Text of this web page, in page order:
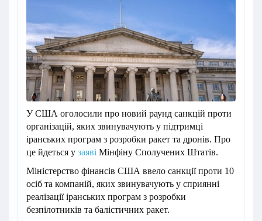
У США оголосили про новий раунд санкцій проти
організацій, яких звинувачують у підтримці
іранських програм з розробки ракет та дронів. Про
це йдеться у заяві Мінфіну Сполучених Штатів.
Міністерство фінансів США ввело санкції проти 10
осіб та компаній, яких звинувачують у сприянні
реалізації іранських програм з розробки
безпілотників та балістичних ракет.